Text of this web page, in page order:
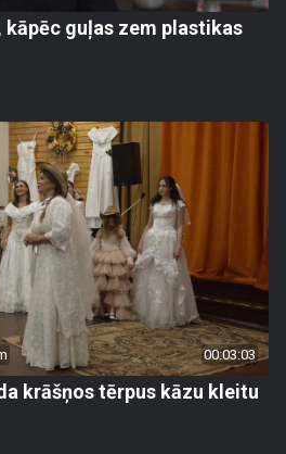
guļas zem plastikas
00:03:03
krāšņos tērpus kāzu kleitu